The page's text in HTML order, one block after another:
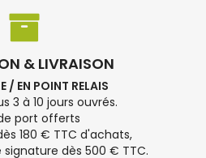
& LIVRAISON
/ EN POINT RELAIS
3 à 10 jours ouvrés.
port offerts
180 € TTC d'achats,
dès 500 € TTC.